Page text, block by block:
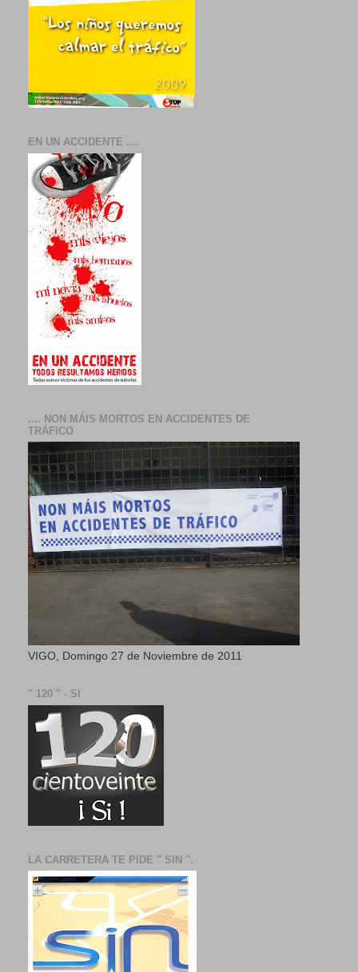
EN UN ACCIDENTE ....
.... NON MÁIS MORTOS EN ACCIDENTES DE
TRÁFICO
VIGO, Domingo 27 de Noviembre de 2011
" 120 " - SI
LA CARRETERA TE PIDE " SIN ".